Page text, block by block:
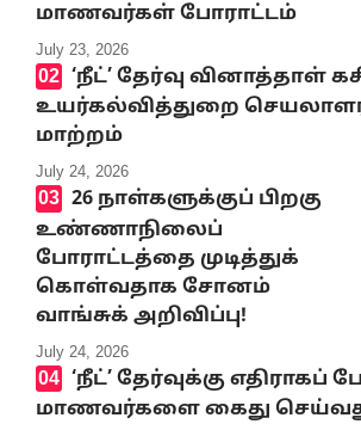
மாணவர்கள் போராட்டம்
July 23, 2026
‘நீட்’ தேர்வு வினாத்தாள்
உயர்கல்வித்துறை செயலாளர்
மாற்றம்
July 24, 2026
26 நாள்களுக்குப் பிறகு
உண்ணாநிலைப்
போராட்டத்தை முடித்துக்
கொள்வதாக சோனம்
வாங்சுக் அறிவிப்பு!
July 24, 2026
‘நீட்’ தேர்வுக்கு எதிராகப்
மாணவர்களை கைது